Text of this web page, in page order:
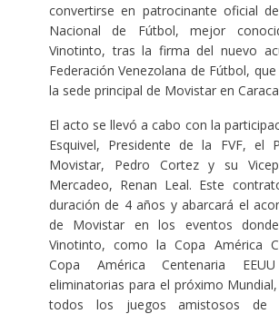
convertirse en patrocinante oficial
Nacional de Fútbol, mejor
Vinotinto, tras la firma del nuevo
Federación Venezolana de Fútbol,
la sede principal de Movistar en
El acto se llevó a cabo con la
Esquivel, Presidente de la FVF, el
Movistar, Pedro Cortez y su
Mercadeo, Renan Leal. Este
duración de 4 años y abarcará el
de Movistar en los eventos
Vinotinto, como la Copa América
Copa América Centenaria
eliminatorias para el próximo
todos los juegos amistosos de